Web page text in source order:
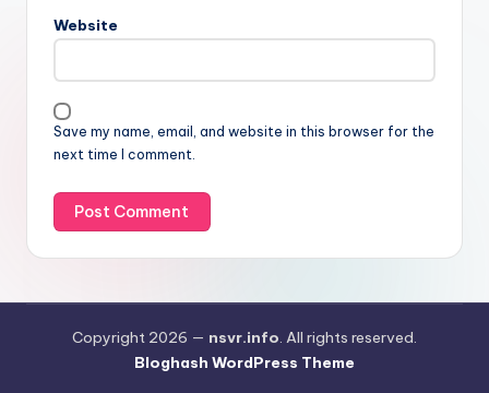
Website
Save my name, email, and website in this browser for the
next time I comment.
Copyright 2026 — nsvr.info. All rights reserved.
Bloghash WordPress Theme